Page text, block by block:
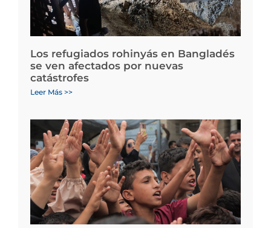
Los refugiados rohinyás en Bangladés
se ven afectados por nuevas
catástrofes
Leer Más >>